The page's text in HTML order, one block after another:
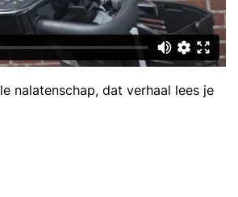
nalatenschap, dat verhaal lees je